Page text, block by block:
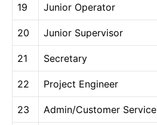
19 Junior Operator
20 Junior Supervisor
21 Secretary
22 Project Engineer
23 Admin/Customer Service